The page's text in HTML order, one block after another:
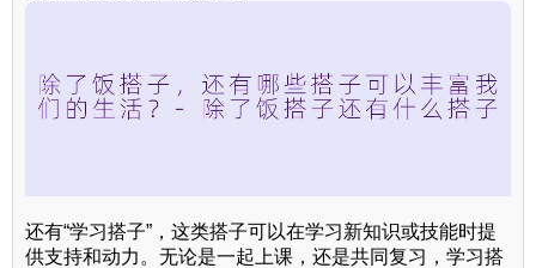
还有“学习搭子”，这类搭子可以在学习新知识或技能时提
供支持和动力。无论是一起上课，还是共同复习，学习搭